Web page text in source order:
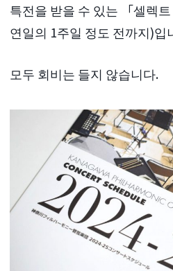
특전을 받을 수 있는 「셀렉
연일의 1주일 정도 전까지)입
모두 회비는 들지 않습니다.